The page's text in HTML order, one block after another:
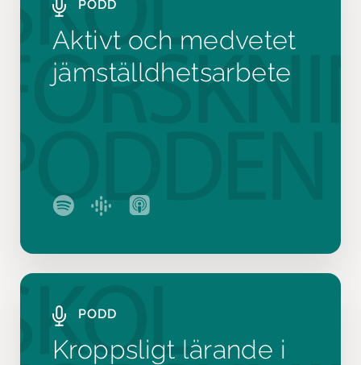
PODD
Aktivt och medvetet
jämställdhetsarbete
PODD
Kroppsligt lärande i